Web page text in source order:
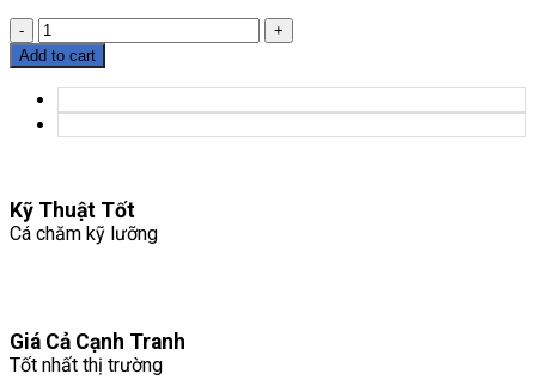
05.
Vàng
Abino
quantity
Add to cart
Kỹ Thuật Tốt
Cá chăm kỹ lưỡng
Giá Cả Cạnh Tranh
Tốt nhất thị trường